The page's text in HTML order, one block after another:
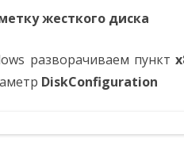
жесткого диска
разворачиваем пункт
DiskConfiguration